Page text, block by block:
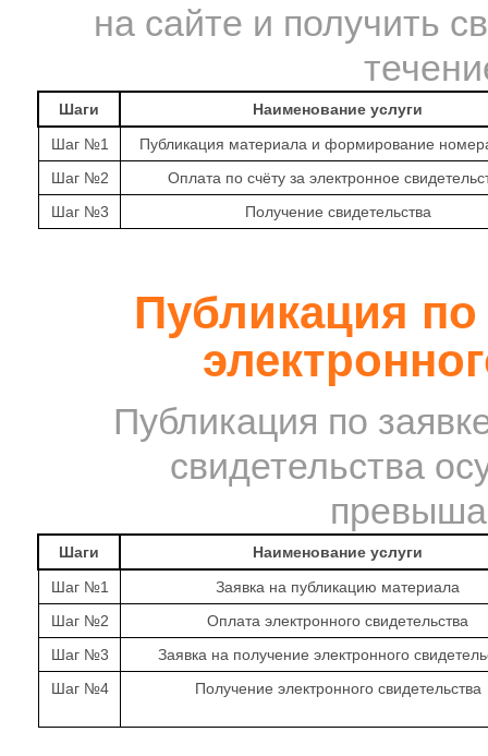
на сайте и получить
Шаги
Наименование услуги
Шаг №1
Публикация материала и формирование
Шаг №2
Оплата по счёту за электронное
Шаг №3
Получение свидетельства
Публикация по
Публикация по
свидетельства
Шаги
Наименование услуги
Шаг №1
Заявка на публикацию материала
Шаг №2
Оплата электронного свидетельства
Шаг №3
Заявка на получение электронного
Шаг №4
Получение электронного свидетельства